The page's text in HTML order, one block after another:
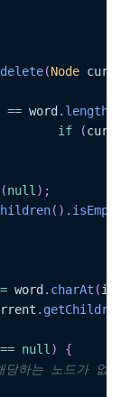
delete(Node
== word . length
if (
(null ) ;
( ) .
= word . charAt (
.
== null )
{
하는 노드가 없음